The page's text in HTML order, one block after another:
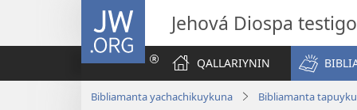
JW.ORG
Jehová Diospa
QALLARIYNIN
Bibliamanta yachachikuykuna Bibliamanta